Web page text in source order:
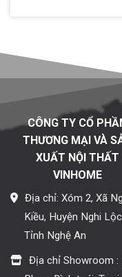
CÔNG TY CỔ
THƯƠNG MẠI VÀ
XUẤT NỘI THẤT
VINHOME
Địa chỉ: Xóm 2, Xã
Kiều, Huyện Nghi
Tỉnh Nghệ An
Địa chỉ Showroom :